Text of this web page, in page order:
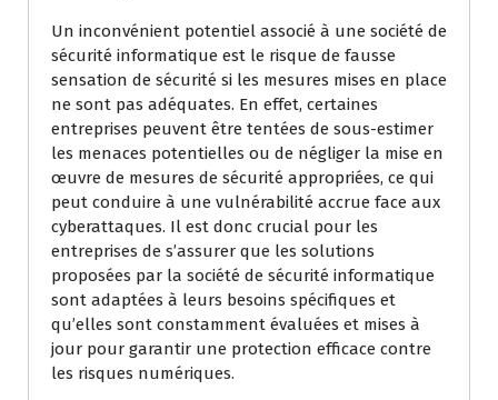
Un inconvénient potentiel associé à une société de
sécurité informatique est le risque de fausse
sensation de sécurité si les mesures mises en place
ne sont pas adéquates. En effet, certaines
entreprises peuvent être tentées de sous-estimer
les menaces potentielles ou de négliger la mise en
œuvre de mesures de sécurité appropriées, ce qui
peut conduire à une vulnérabilité accrue face aux
cyberattaques. Il est donc crucial pour les
entreprises de s’assurer que les solutions
proposées par la société de sécurité informatique
sont adaptées à leurs besoins spécifiques et
qu’elles sont constamment évaluées et mises à
jour pour garantir une protection efficace contre
les risques numériques.